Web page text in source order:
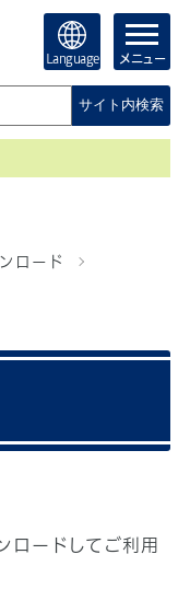
Language メニュー
サイト内検索
ロード
ロードしてご利用